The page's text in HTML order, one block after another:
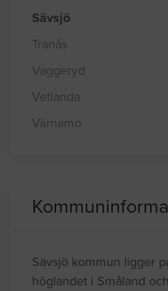
Sävsjö
Tranås
Vaggeryd
Vetlanda
Värnamo
Sävsjö kommun ligger
höglandet i Småland